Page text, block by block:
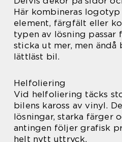
Här kombineras
element, färgfält eller
typen av lösning passar
sticka ut mer, men ändå
lättläst bil.
Helfoliering
Vid helfoliering täcks
bilens kaross av vinyl.
lösningar, starka färger
antingen följer grafisk
helt nytt uttryck.